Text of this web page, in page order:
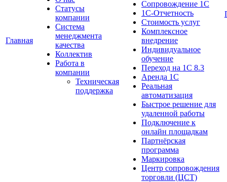
Главная
Cтатусы
компании
Система
менеджмента
качества
Коллектив
Работа в
компании
Техническая
поддержка
Сопровождение 1С
1С-Отчетность
Стоимость услуг
Комплексное
внедрение
Индивидуальное
обучение
Переход на 1С 8.3
Аренда 1С
Реальная
автоматизация
Быстрое решение для
удаленной работы
Подключение к
онлайн площадкам
Партнёрская
программа
Маркировка
Центр сопровождения
торговли (ЦСТ)